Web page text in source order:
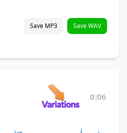
Save MP3 Save WAV
0:06